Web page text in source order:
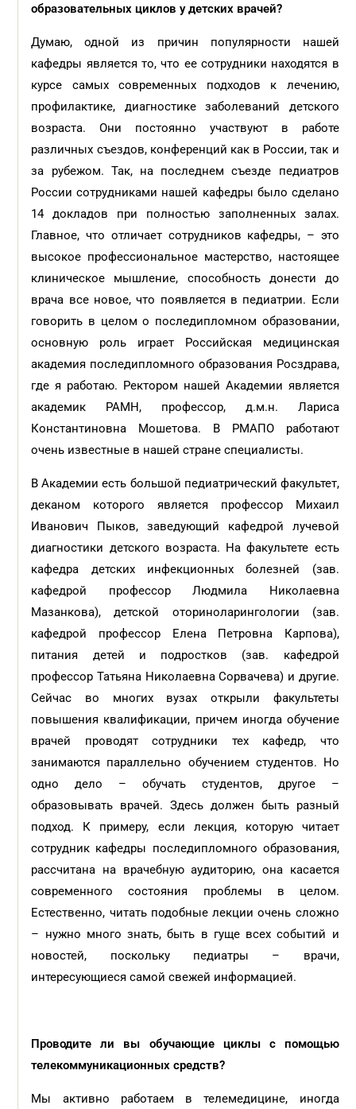
образовательных циклов у детских врачей?
Думаю, одной из причин популярности нашей
кафедры является то, что ее сотрудники находятся в
курсе самых современных подходов к лечению,
профилактике, диагностике заболеваний детского
возраста. Они постоянно участвуют в работе
различных съездов, конференций как в России, так и
за рубежом. Так, на последнем съезде педиатров
России сотрудниками нашей кафедры было сделано
14 докладов при полностью заполненных залах.
Главное, что отличает сотрудников кафедры, – это
высокое профессиональное мастерство, настоящее
клиническое мышление, способность донести до
врача все новое, что появляется в педиатрии. Если
говорить в целом о последипломном образовании,
основную роль играет Российская медицинская
академия последипломного образования Росздрава,
где я работаю. Ректором нашей Академии является
академик РАМН, профессор, д.м.н. Лариса
Константиновна Мошетова. В РМАПО работают
очень известные в нашей стране специалисты.
В Академии есть большой педиатрический факультет,
деканом которого является профессор Михаил
Иванович Пыков, заведующий кафедрой лучевой
диагностики детского возраста. На факультете есть
кафедра детских инфекционных болезней (зав.
кафедрой профессор Людмила Николаевна
Мазанкова), детской оториноларингологии (зав.
кафедрой профессор Елена Петровна Карпова),
питания детей и подростков (зав. кафедрой
профессор Татьяна Николаевна Сорвачева) и другие.
Сейчас во многих вузах открыли факультеты
повышения квалификации, причем иногда обучение
врачей проводят сотрудники тех кафедр, что
занимаются параллельно обучением студентов. Но
одно дело – обучать студентов, другое –
образовывать врачей. Здесь должен быть разный
подход. К примеру, если лекция, которую читает
сотрудник кафедры последипломного образования,
рассчитана на врачебную аудиторию, она касается
современного состояния проблемы в целом.
Естественно, читать подобные лекции очень сложно
– нужно много знать, быть в гуще всех событий и
новостей, поскольку педиатры – врачи,
интересующиеся самой свежей информацией.
Проводите ли вы обучающие циклы с помощью
телекоммуникационных средств?
Мы активно работаем в телемедицине, иногда